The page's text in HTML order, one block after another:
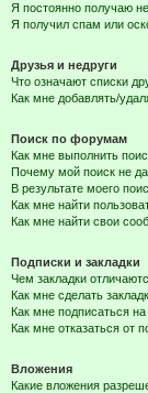
Я постоянно получаю
Я получил спам или
Друзья и недруги
Что означают списки
Как мне добавлять/
Поиск по форумам
Как мне выполнить
Почему мой поиск не
В результате моего
Как мне найти
Как мне найти свои
Подписки и закладки
Чем закладки
Как мне сделать
Как мне подписаться
Как мне отказаться от
Вложения
Какие вложения